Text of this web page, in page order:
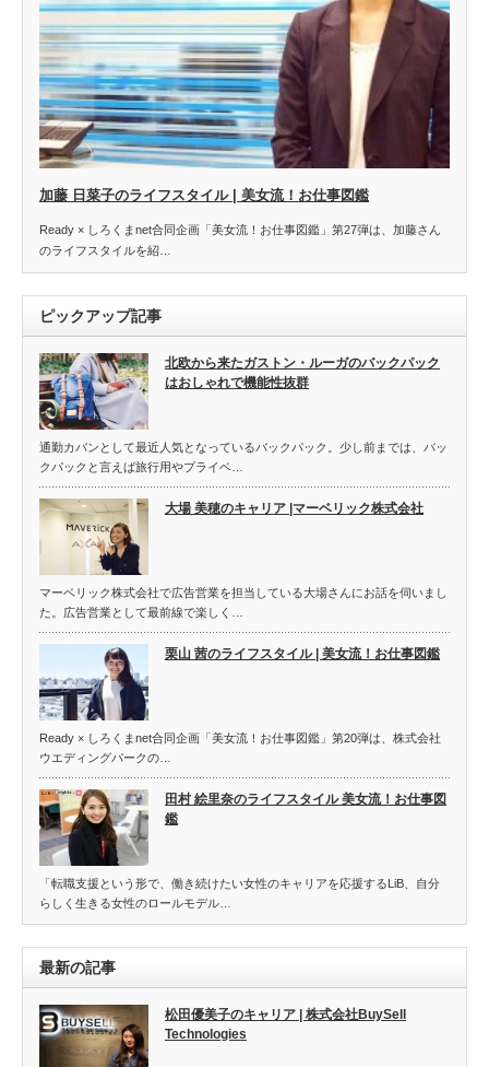
加藤 日菜子のライフスタイル | 美女流！お仕事図鑑
Ready × しろくまnet合同企画「美女流！お仕事図鑑」第27弾は、加藤さん
のライフスタイルを紹…
ピックアップ記事
北欧から来たガストン・ルーガのバックパック
はおしゃれで機能性抜群
通勤カバンとして最近人気となっているバックパック。少し前までは、バッ
クパックと言えば旅行用やプライベ…
大場 美穂のキャリア |マーベリック株式会社
マーベリック株式会社で広告営業を担当している大場さんにお話を伺いまし
た。広告営業として最前線で楽しく…
栗山 茜のライフスタイル | 美女流！お仕事図鑑
Ready × しろくまnet合同企画「美女流！お仕事図鑑」第20弾は、株式会社
ウエディングパークの…
田村 絵里奈のライフスタイル 美女流！お仕事図
鑑
「転職支援という形で、働き続けたい女性のキャリアを応援するLiB、自分
らしく生きる女性のロールモデル…
最新の記事
松田優美子のキャリア | 株式会社BuySell
Technologies